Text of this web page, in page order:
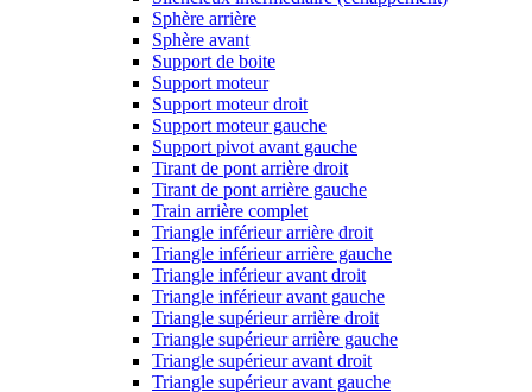
Sphère arrière
Sphère avant
Support de boite
Support moteur
Support moteur droit
Support moteur gauche
Support pivot avant gauche
Tirant de pont arrière droit
Tirant de pont arrière gauche
Train arrière complet
Triangle inférieur arrière droit
Triangle inférieur arrière gauche
Triangle inférieur avant droit
Triangle inférieur avant gauche
Triangle supérieur arrière droit
Triangle supérieur arrière gauche
Triangle supérieur avant droit
Triangle supérieur avant gauche